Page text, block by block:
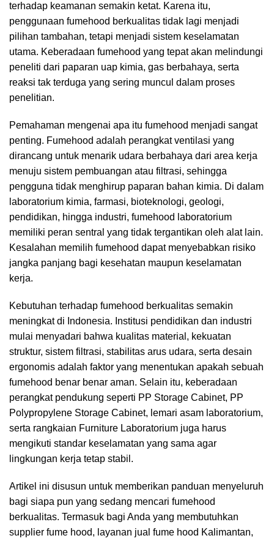
terhadap keamanan semakin ketat. Karena itu,
penggunaan fumehood berkualitas tidak lagi menjadi
pilihan tambahan, tetapi menjadi sistem keselamatan
utama. Keberadaan fumehood yang tepat akan melindungi
peneliti dari paparan uap kimia, gas berbahaya, serta
reaksi tak terduga yang sering muncul dalam proses
penelitian.
Pemahaman mengenai apa itu fumehood menjadi sangat
penting. Fumehood adalah perangkat ventilasi yang
dirancang untuk menarik udara berbahaya dari area kerja
menuju sistem pembuangan atau filtrasi, sehingga
pengguna tidak menghirup paparan bahan kimia. Di dalam
laboratorium kimia, farmasi, bioteknologi, geologi,
pendidikan, hingga industri, fumehood laboratorium
memiliki peran sentral yang tidak tergantikan oleh alat lain.
Kesalahan memilih fumehood dapat menyebabkan risiko
jangka panjang bagi kesehatan maupun keselamatan
kerja.
Kebutuhan terhadap fumehood berkualitas semakin
meningkat di Indonesia. Institusi pendidikan dan industri
mulai menyadari bahwa kualitas material, kekuatan
struktur, sistem filtrasi, stabilitas arus udara, serta desain
ergonomis adalah faktor yang menentukan apakah sebuah
fumehood benar benar aman. Selain itu, keberadaan
perangkat pendukung seperti PP Storage Cabinet, PP
Polypropylene Storage Cabinet, lemari asam laboratorium,
serta rangkaian Furniture Laboratorium juga harus
mengikuti standar keselamatan yang sama agar
lingkungan kerja tetap stabil.
Artikel ini disusun untuk memberikan panduan menyeluruh
bagi siapa pun yang sedang mencari fumehood
berkualitas. Termasuk bagi Anda yang membutuhkan
supplier fume hood, layanan jual fume hood Kalimantan,